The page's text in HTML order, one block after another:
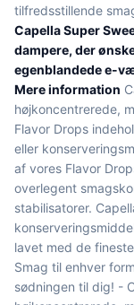
tilfredsstillende
Capella Super
dampere, der
egenblandede e-
Mere information
højkoncentrerede,
Flavor Drops
eller
af vores Flavor
overlegent
stabilisatorer.
lavet med de
Smag til enhver
sødningen til dig! -